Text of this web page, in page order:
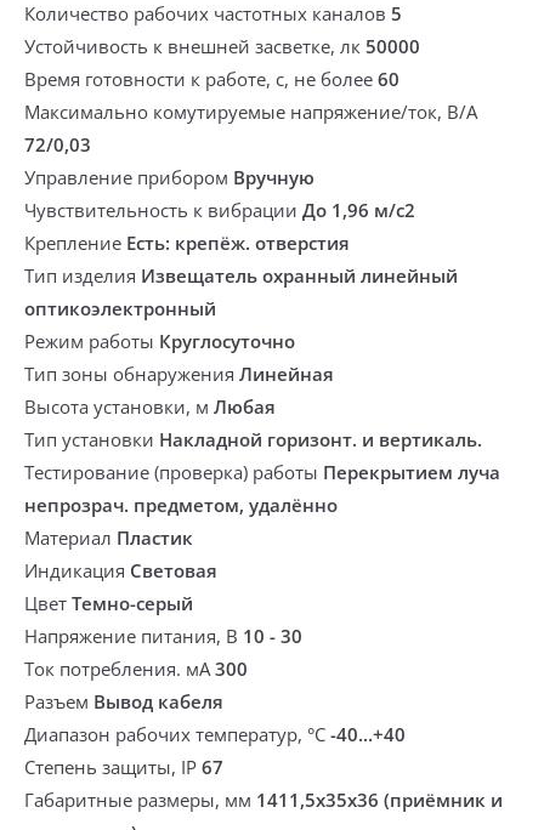
Количество рабочих частотных каналов 5
Устойчивость к внешней засветке, лк 50000
Время готовности к работе, с, не более 60
Максимально комутируемые напряжение/ток, В/А
72/0,03
Управление прибором Вручную
Чувствительность к вибрации До 1,96 м/с2
Крепление Есть: крепёж. отверстия
Тип изделия Извещатель охранный линейный
оптикоэлектронный
Режим работы Круглосуточно
Тип зоны обнаружения Линейная
Высота установки, м Любая
Тип установки Накладной горизонт. и вертикаль.
Тестирование (проверка) работы Перекрытием луча
непрозрач. предметом, удалённо
Материал Пластик
Индикация Световая
Цвет Темно-серый
Напряжение питания, В 10 - 30
Ток потребления. мА300
Разъем Вывод кабеля
Диапазон рабочих температур, °С -40...+40
Степень защиты, IP 67
Габаритные размеры, мм 1411,5х35х36 (приёмник и